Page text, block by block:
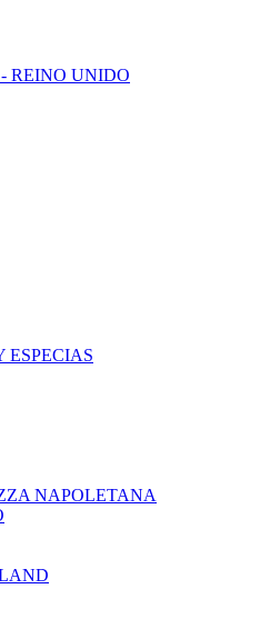
REINO UNIDO
ESPECIAS
NAPOLETANA